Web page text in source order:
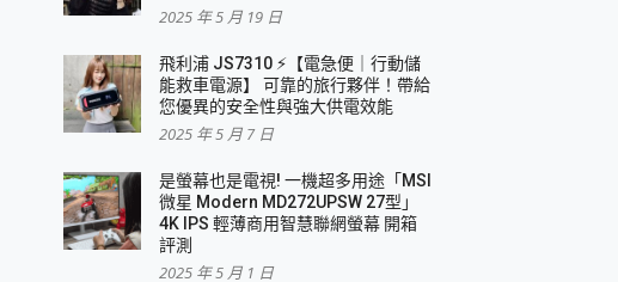
2025 年 5 月 19 日
飛利浦 JS7310 ⚡【電急便｜行動儲
能救車電源】 可靠的旅行夥伴！帶給
您優異的安全性與強大供電效能
2025 年 5 月 7 日
是螢幕也是電視! 一機超多用途「MSI
微星 Modern MD272UPSW 27型」
4K IPS 輕薄商用智慧聯網螢幕 開箱
評測
2025 年 5 月 1 日